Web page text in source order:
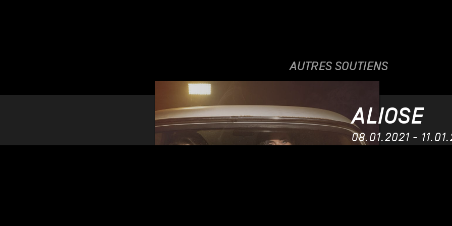
AUTRES SOUTIENS
ALIOSE
08.01.2021 -